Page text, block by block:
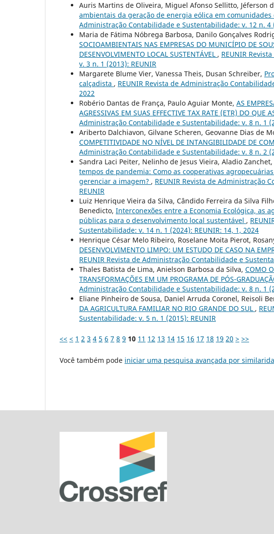
Auris Martins de Oliveira, Miguel Afonso Sellitto, Jéferson
ambientais da geração de energia eólica em
Administração Contabilidade e Sustentabilidade: v. 12 n. 4
Maria de Fátima Nóbrega Barbosa, Danilo Gonçalves
SOCIOAMBIENTAIS NAS EMPRESAS DO MUNICÍPIO DE
DESENVOLVIMENTO LOCAL SUSTENTÁVEL , REUNIR
v. 3 n. 1 (2013): REUNIR
Margarete Blume Vier, Vanessa Theis, Dusan Schreiber,
calçadista , REUNIR Revista de Administração
2022
Robério Dantas de França, Paulo Aguiar Monte, AS
AGRESSIVAS EM SUAS EFFECTIVE TAX RATE (ETR) DO QUE
Administração Contabilidade e Sustentabilidade: v. 8 n. 1
Ariberto Dalchiavon, Gilvane Scheren, Geovanne Dias de
COMPETITIVIDADE NO NÍVEL DE INTANGIBILIDADE DE
Administração Contabilidade e Sustentabilidade: v. 8 n. 2
Sandra Laci Peiter, Nelinho de Jesus Vieira, Aladio
tempos de pandemia: Como as cooperativas
gerenciar a imagem? , REUNIR Revista de Administração
REUNIR
Luiz Henrique Vieira da Silva, Cândido Ferreira da Silva
Benedicto, Interconexões entre a Economia Ecológica, as
públicas para o desenvolvimento local sustentável ,
Sustentabilidade: v. 14 n. 1 (2024): REUNIR: 14, 1, 2024
Henrique César Melo Ribeiro, Roselane Moita Pierot,
DESENVOLVIMENTO LIMPO: UM ESTUDO DE CASO NA
REUNIR Revista de Administração Contabilidade e
Thales Batista de Lima, Anielson Barbosa da Silva, COMO
TRANSFORMAÇÕES EM UM PROGRAMA DE PÓS-
Administração Contabilidade e Sustentabilidade: v. 8 n. 1
Eliane Pinheiro de Sousa, Daniel Arruda Coronel, Reisoli
DA AGRICULTURA FAMILIAR NO RIO GRANDE DO SUL ,
Sustentabilidade: v. 5 n. 1 (2015): REUNIR
<< < 1 2 3 4 5 6 7 8 9 10 11 12 13 14 15 16 17 18 19 20 > >>
Você também pode iniciar uma pesquisa avançada por